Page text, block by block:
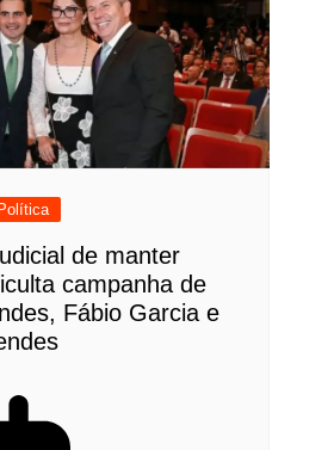
Política
de manter
campanha de
Fábio Garcia e